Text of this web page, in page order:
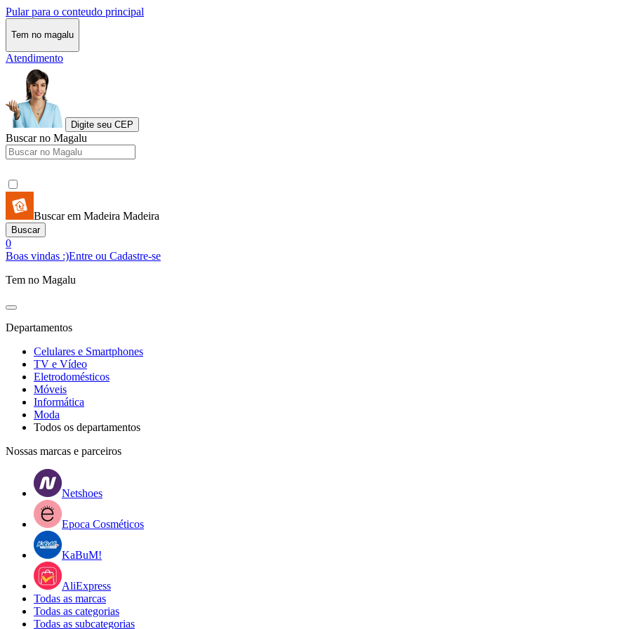
Pular para o conteudo principal
Tem no magalu
Atendimento
Digite seu CEP
Buscar no Magalu
Buscar em Madeira Madeira
Buscar
0
Boas vindas :)Entre ou Cadastre-se
Tem no Magalu
Departamentos
Celulares e Smartphones
TV e Vídeo
Eletrodomésticos
Móveis
Informática
Moda
Todos os departamentos
Nossas marcas e parceiros
Netshoes
Epoca Cosméticos
KaBuM!
AliExpress
Todas as marcas
Todas as categorias
Todas as subcategorias